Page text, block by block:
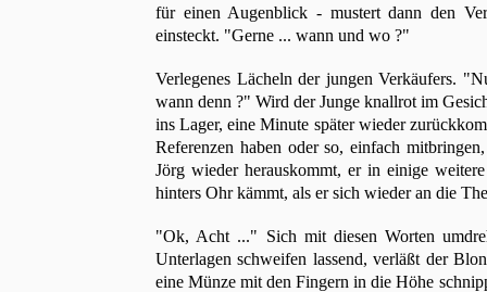
für einen Augenblick - mustert dann den
einsteckt. "Gerne ... wann und wo ?"
Verlegenes Lächeln der jungen Verkäufers.
wann denn ?" Wird der Junge knallrot im
ins Lager, eine Minute später wieder
Referenzen haben oder so, einfach
Jörg wieder herauskommt, er in einige
hinters Ohr kämmt, als er sich wieder an die
"Ok, Acht ..." Sich mit diesen Worten
Unterlagen schweifen lassend, verläßt der
eine Münze mit den Fingern in die Höhe